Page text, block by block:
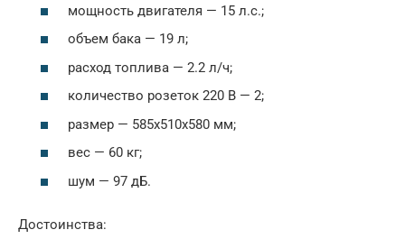
мощность двигателя — 15 л.с.;
объем бака — 19 л;
расход топлива — 2.2 л/ч;
количество розеток 220 В — 2;
размер — 585x510x580 мм;
вес — 60 кг;
шум — 97 дБ.
Достоинства: